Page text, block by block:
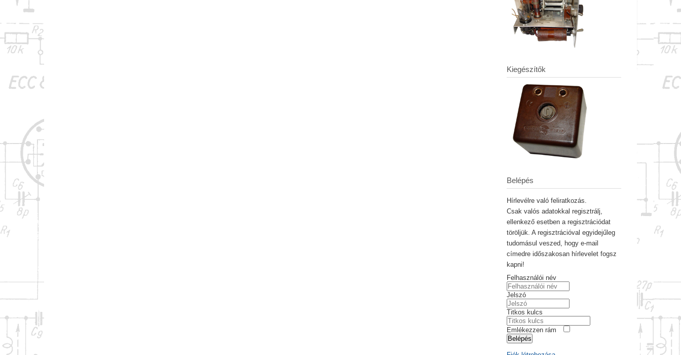
Kiegészítők
Belépés
Hírlevélre való feliratkozás.
Csak valós adatokkal regisztrálj,
ellenkező esetben a regisztrációdat
töröljük. A regisztrációval egyidejűleg
tudomásul veszed, hogy e-mail
címedre időszakosan hírlevelet fogsz
kapni!
Felhasználói név
Jelszó
Titkos kulcs
Emlékezzen rám
Belépés